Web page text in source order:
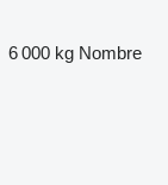
6 000 kg Nombre